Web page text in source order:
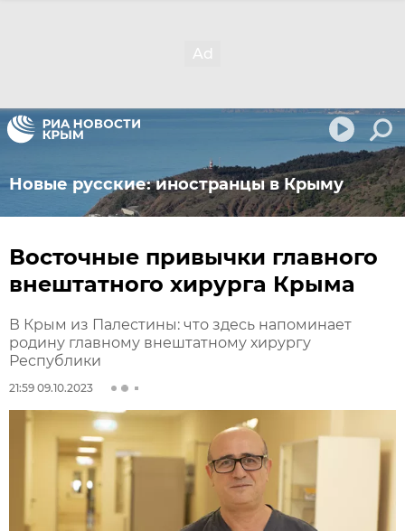
Новые русские: иностранцы в Крыму
Восточные привычки главного
внештатного хирурга Крыма
В Крым из Палестины: что здесь напоминает
родину главному внештатному хирургу
Республики
21:59 09.10.2023